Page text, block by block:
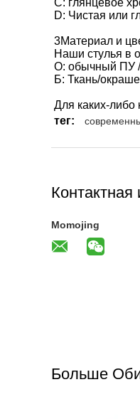
C: глянцевое
D: Чистая или
3Материал и
Наши стулья в
О: обычный ПУ /
Б: Ткань/
Для каких-либо
тег:
Momojing
Больше